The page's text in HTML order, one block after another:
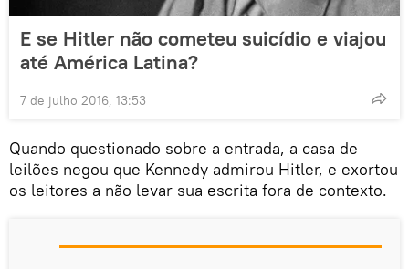
E se Hitler não cometeu suicídio e viajou
até América Latina?
7 de julho 2016, 13:53
Quando questionado sobre a entrada, a casa de
leilões negou que Kennedy admirou Hitler, e exortou
os leitores a não levar sua escrita fora de contexto.